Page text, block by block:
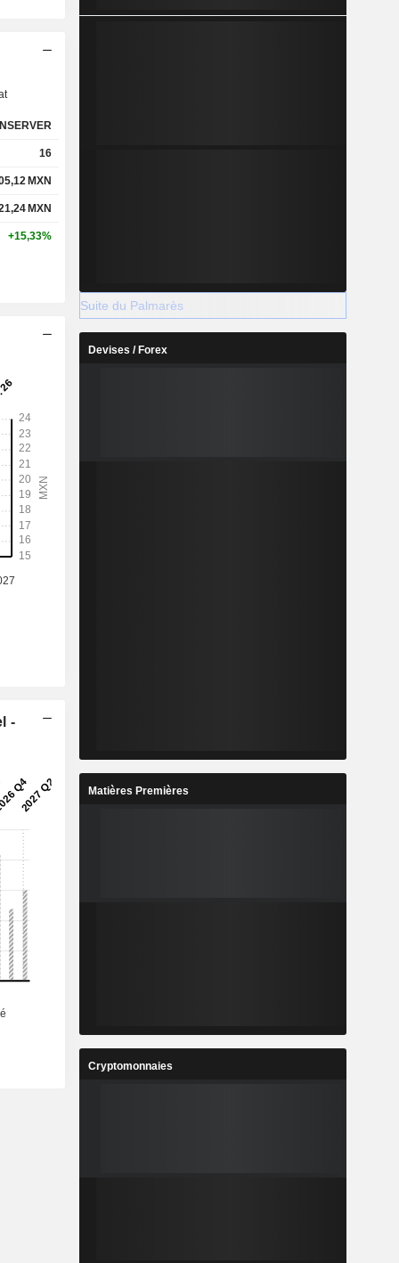
16
MXN
MXN
+15,33%
-
Suite du Palmarès
Devises / Forex
Matières Premières
Cryptomonnaies